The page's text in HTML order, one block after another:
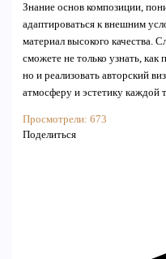
Знание основ композиции,
адаптироваться к внешним
материал высокого качества.
сможете не только узнать, как
но и реализовать авторский
атмосферу и эстетику каждой
Просмотрели: 673
Поделиться